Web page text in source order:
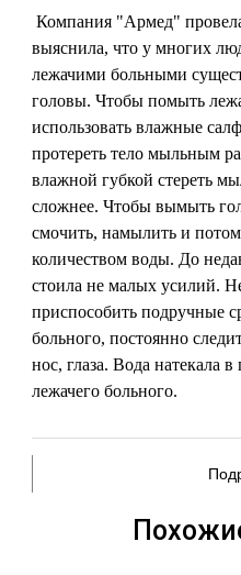
Компания "Армед"
выяснила, что у многих
лежачими больными
головы. Чтобы помыть
использовать влажные
протереть тело мыльным
влажной губкой стереть
сложнее. Чтобы вымыть
смочить, намылить и
количеством воды. До
стоила не малых усилий.
приспособить подручные
больного, постоянно
нос, глаза. Вода натекала
лежачего больного.